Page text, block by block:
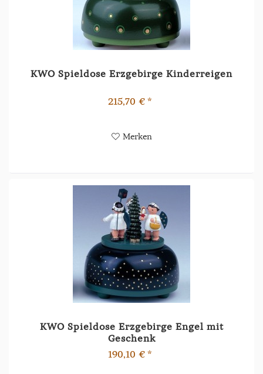
KWO Spieldose Erzgebirge Kinderreigen
215,70 € *
Merken
KWO Spieldose Erzgebirge Engel mit
Geschenk
190,10 € *